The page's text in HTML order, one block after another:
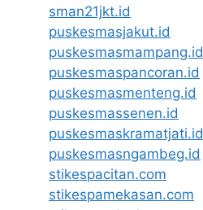
sman21jkt.id
puskesmasjakut.id
puskesmasmampang.id
puskesmaspancoran.id
puskesmasmenteng.id
puskesmassenen.id
puskesmaskramatjati.id
puskesmasngambeg.id
stikespacitan.com
stikespamekasan.com